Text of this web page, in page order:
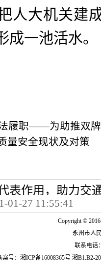
人大机关建
一池活水。
履职——为助推双
量安全现状及对策
表作用，助力交
01-27 11:55:41
Copyright ©
永州市人
联系电话
号： 湘ICP备16008365号 湘B1.B2-